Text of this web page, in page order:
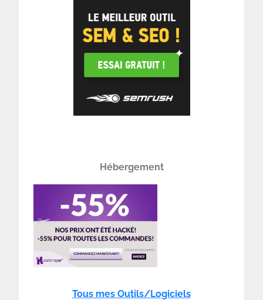
Hébergement
Tous mes Outils/Logiciels